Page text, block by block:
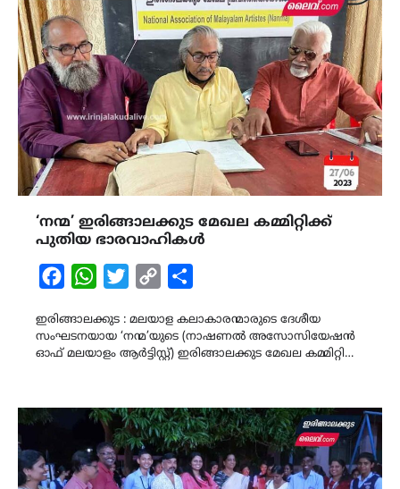
‘നന്മ’ ഇരിങ്ങാലക്കുട മേഖല കമ്മിറ്റിക്ക്
പുതിയ ഭാരവാഹികൾ
FacebookWhatsAppTwitterCopy
ഇരിങ്ങാലക്കുട : മലയാള കലാകാരന്മാരുടെ ദേശീയ
സംഘടനയായ ‘നന്മ’യുടെ (നാഷണൽ അസോസിയേഷൻ
ഓഫ് മലയാളം ആർട്ടിസ്റ്റ്) ഇരിങ്ങാലക്കുട മേഖല കമ്മിറ്റി…